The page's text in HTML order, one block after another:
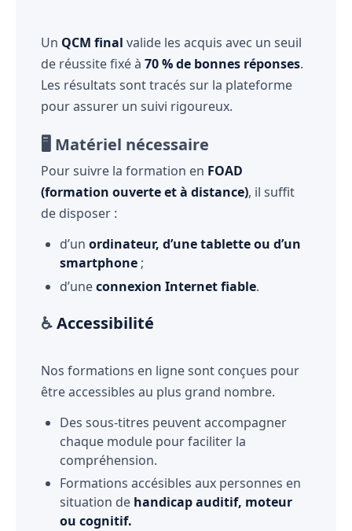
Un QCM final valide les acquis avec un seuil
de réussite fixé à 70 % de bonnes réponses.
Les résultats sont tracés sur la plateforme
pour assurer un suivi rigoureux.
🖥️ Matériel nécessaire
Pour suivre la formation en FOAD
(formation ouverte et à distance), il suffit
de disposer :
d’un ordinateur, d’une tablette ou d’un
smartphone ;
d’uneconnexion Internet fiable.
♿Accessibilité
Nos formations en ligne sont conçues pour
être accessibles au plus grand nombre.
Des sous-titres peuvent accompagner
chaque module pour faciliter la
compréhension.
Formations accésibles aux personnes en
situation de handicap auditif, moteur
ou cognitif.